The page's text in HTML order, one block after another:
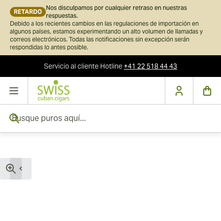
RETARDO
Nos disculpamos por cualquier retraso en nuestras
respuestas.
Debido a los recientes cambios en las regulaciones de importación en
algunos países, estamos experimentando un alto volumen de llamadas y
correos electrónicos. Todas las notificaciones sin excepción serán
respondidas lo antes posible.
Servicio al cliente Hotline+41 22 518 44 43